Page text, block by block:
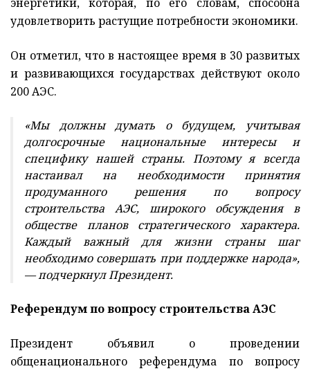
удовлетворить растущие потребности экономики.
Он отметил, что в настоящее время в 30 развитых
и развивающихся государствах действуют около
200 АЭС.
«Мы должны думать о будущем, учитывая
долгосрочные национальные интересы и
специфику нашей страны. Поэтому я всегда
настаивал на необходимости принятия
продуманного решения по вопросу
строительства АЭС, широкого обсуждения в
обществе планов стратегического характера.
Каждый важный для жизни страны шаг
необходимо совершать при поддержке народа»,
— подчеркнул Президент.
Референдум по вопросу строительства АЭС
Президент объявил о проведении
общенационального референдума по вопросу